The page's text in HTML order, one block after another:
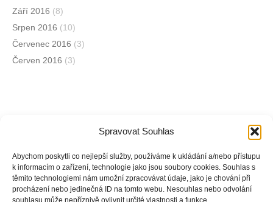
Spravovat Souhlas
Abychom poskytli co nejlepší služby, používáme k ukládání a/nebo přístupu
k informacím o zařízení, technologie jako jsou soubory cookies. Souhlas s
těmito technologiemi nám umožní zpracovávat údaje, jako je chování při
procházení nebo jedinečná ID na tomto webu. Nesouhlas nebo odvolání
souhlasu může nepříznivě ovlivnit určité vlastnosti a funkce.
Září 2016 (8)
Srpen 2016 (10)
Červenec 2016 (3)
Červen 2016 (3)
Jsme na sociálních sítích
Facebook